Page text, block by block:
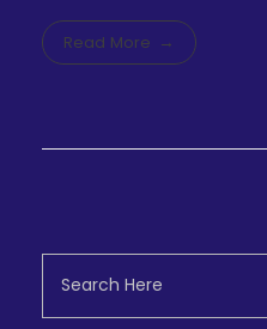
Read More